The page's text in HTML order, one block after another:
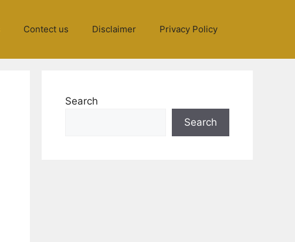
Contect us Disclaimer Privacy Policy
Search
Search